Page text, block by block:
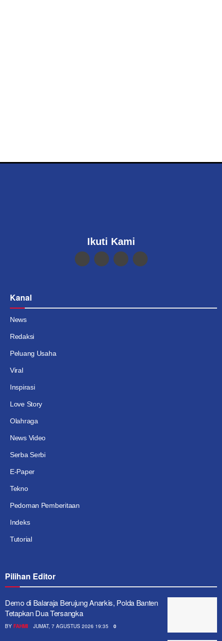
Ikuti Kami
Kanal
News
Redaksi
Peluang Usaha
Viral
Inspirasi
Love Story
Olahraga
News Video
Serba Serbi
E-Paper
Tekno
Pedoman Pemberitaan
Indeks
Tutorial
Pilihan Editor
Demo di Balaraja Berujung Anarkis, Polda Banten
Tetapkan Dua Tersangka
BY FAHMI JUMAT, 7 AGUSTUS 2026 19:35 0